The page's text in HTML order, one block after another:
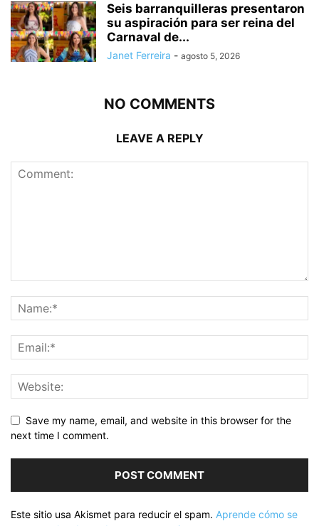
Seis barranquilleras presentaron
su aspiración para ser reina del
Carnaval de...
Janet Ferreira - agosto 5, 2026
NO COMMENTS
LEAVE A REPLY
Save my name, email, and website in this browser for the
next time I comment.
Este sitio usa Akismet para reducir el spam. Aprende cómo se